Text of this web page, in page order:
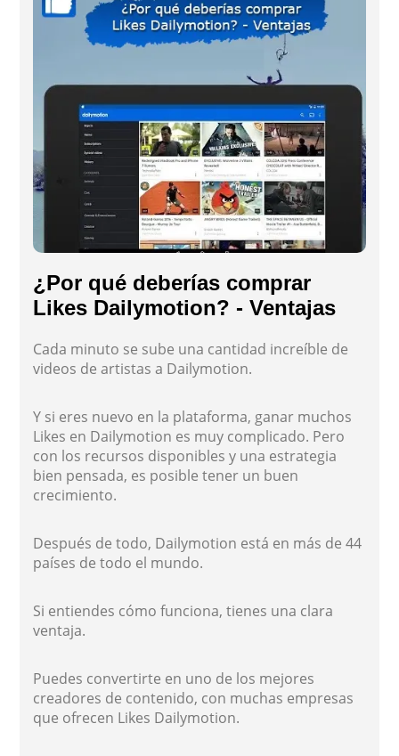
¿Por qué deberías comprar
Likes Dailymotion? - Ventajas
Cada minuto se sube una cantidad increíble de
videos de artistas a Dailymotion.
Y si eres nuevo en la plataforma, ganar muchos
Likes en Dailymotion es muy complicado. Pero
con los recursos disponibles y una estrategia
bien pensada, es posible tener un buen
crecimiento.
Después de todo, Dailymotion está en más de 44
países de todo el mundo.
Si entiendes cómo funciona, tienes una clara
ventaja.
Puedes convertirte en uno de los mejores
creadores de contenido, con muchas empresas
que ofrecen Likes Dailymotion.